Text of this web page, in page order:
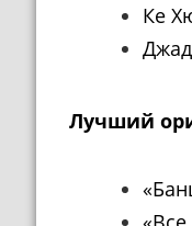
Ке
Лучший